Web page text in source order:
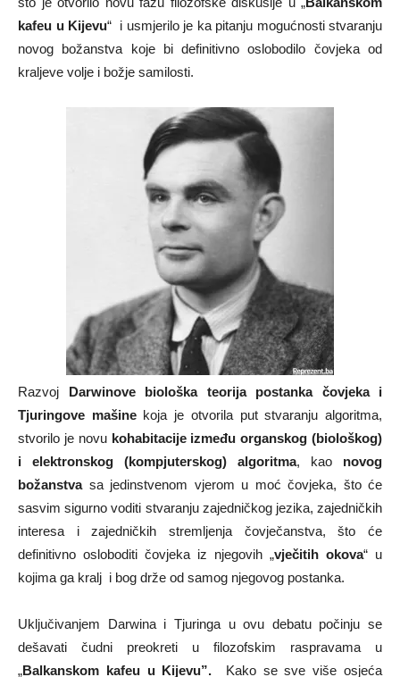
kafeu u Kijevu“ i usmjerilo je ka pitanju mogućnosti stvaranju
novog božanstva koje bi definitivno oslobodilo čovjeka od
kraljeve volje i božje samilosti.
Razvoj Darwinove biološka teorija postanka čovjeka i
Tjuringove mašinekoja je otvorila put stvaranju algoritma,
stvorilo je novu kohabitacije između organskog (biološkog)
i elektronskog (kompjuterskog) algoritma, kao novog
božanstvasa jedinstvenom vjerom u moć čovjeka, što će
sasvim sigurno voditi stvaranju zajedničkog jezika, zajedničkih
interesa i zajedničkih stremljenja čovječanstva, što će
definitivno osloboditi čovjeka iz njegovih „vječitih okova“ u
kojima ga kralj i bog drže od samog njegovog postanka.
Uključivanjem Darwina i Tjuringa u ovu debatu počinju se
dešavati čudni preokreti u filozofskim raspravama u
„Balkanskom kafeu u Kijevu”. Kako se sve više osjeća